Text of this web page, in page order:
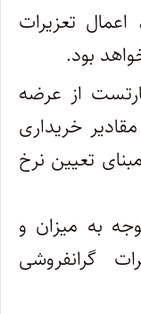
تعزیرات
بود.
از عرضه
خریداری
تعیین نرخ‌
به میزان و
گرانفروشی